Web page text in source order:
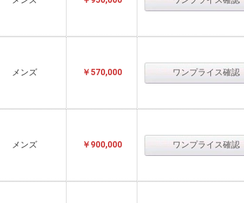
メンズ ￥570,000 ワンプライス確認
メンズ ￥900,000 ワンプライス確認